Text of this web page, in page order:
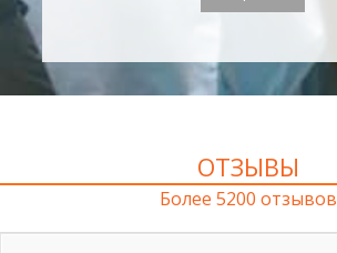
ОТЗЫВЫ
Более 5200 отзывов